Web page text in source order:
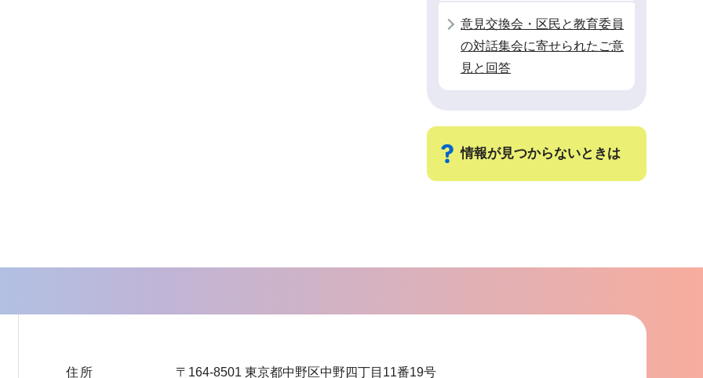
意見交換会・区民と教育委員
の対話集会に寄せられたご意
見と回答
情報が見つからないときは
ー
住所 〒164-8501 東京都中野区中野四丁目11番19号